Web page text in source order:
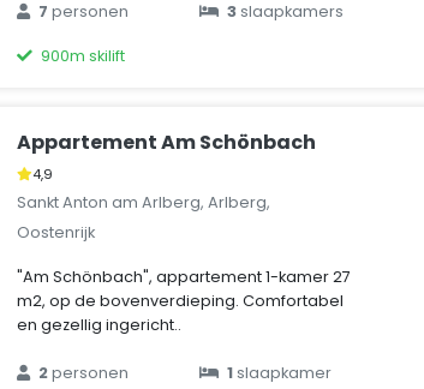
7personen 3slaapkamers
900m skilift
Appartement Am Schönbach
4,9
Sankt Anton am Arlberg, Arlberg,
Oostenrijk
"Am Schönbach", appartement 1-kamer 27
m2, op de bovenverdieping. Comfortabel
en gezellig ingericht..
2personen 1slaapkamer